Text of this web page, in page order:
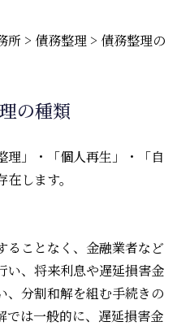
所 > 債務整理 > 債務整理の
の種類
理」・「個人再生」・「自
します。
ることなく、金融業者など
い、将来利息や遅延損害金
、分割和解を組む手続きの
では一般的に、遅延損害金